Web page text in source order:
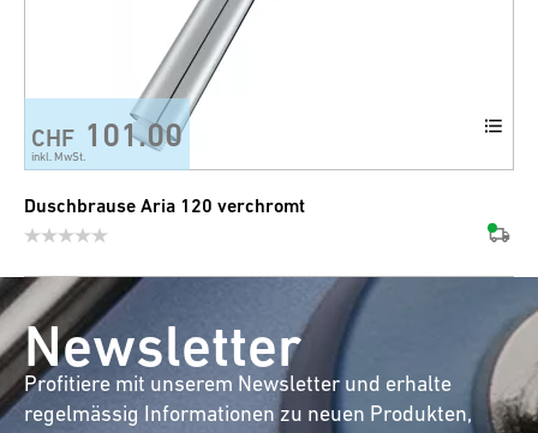
CHF 101.00
inkl. MwSt.
Duschbrause Aria 120 verchromt
Newsletter
Profitiere mit unserem Newsletter und erhalte
regelmässig Informationen zu neuen Produkten,